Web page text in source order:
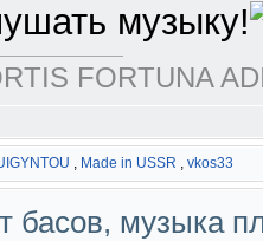
музыку!
FORTUNA
, Made in USSR , vkos33
басов, музыка